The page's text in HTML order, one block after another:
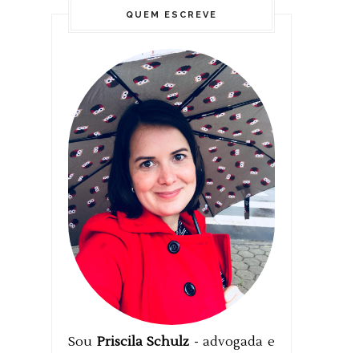
QUEM ESCREVE
Sou Priscila Schulz - advogada e